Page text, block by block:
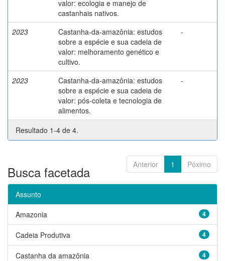
valor: ecologia e manejo de
castanhais nativos.
2023
Castanha-da-amazônia: estudos
sobre a espécie e sua cadeia de
valor: melhoramento genético e
cultivo.
-
2023
Castanha-da-amazônia: estudos
sobre a espécie e sua cadeia de
valor: pós-coleta e tecnologia de
alimentos.
-
Resultado 1-4 de 4.
Anterior 1 Póximo
Busca facetada
Assunto
4
Amazonia
4
Cadeia Produtiva
4
Castanha da amazônia